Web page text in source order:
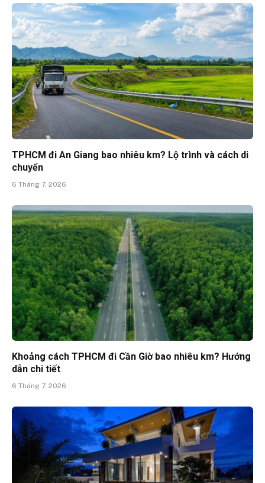
TPHCM đi An Giang bao nhiêu km? Lộ trình và cách di
chuyển
6 Tháng 7, 2026
Khoảng cách TPHCM đi Cần Giờ bao nhiêu km? Hướng
dẫn chi tiết
6 Tháng 7, 2026